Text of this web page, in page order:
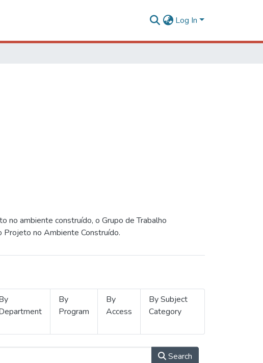
Log In
no ambiente construído, o Grupo de Trabalho
Projeto no Ambiente Construído.
By
Program
By
Access
By Subject
Category
Search